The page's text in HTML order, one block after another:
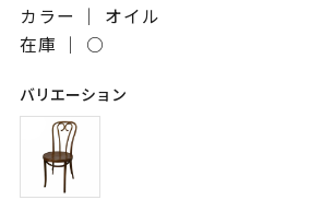
カラー ｜ オイル
在庫 ｜ ○
バリエーション